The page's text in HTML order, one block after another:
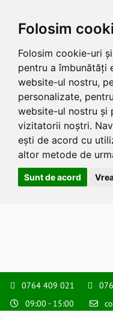
Folosim
Folosim cookie-uri
pentru a îmbunătăți
website-ul nostru,
personalizate,
website-ul nostru și
vizitatorii noștri.
ești de acord cu
altor metode de
Sunt de acord
0764 409 021
09:00 - 15:00